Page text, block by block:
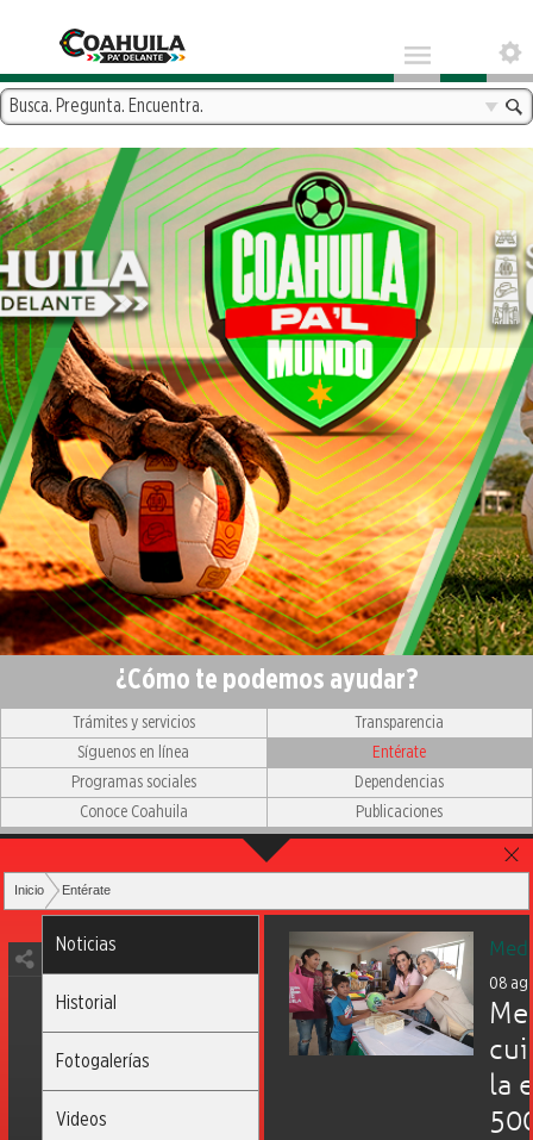
¿Cómo te podemos ayudar?
Trámites y servicios
Transparencia
Síguenos en línea
Entérate
Programas sociales
Dependencias
Conoce Coahuila
Publicaciones
Inicio Entérate
Noticias
Historial
Fotogalerías
Videos
08
la